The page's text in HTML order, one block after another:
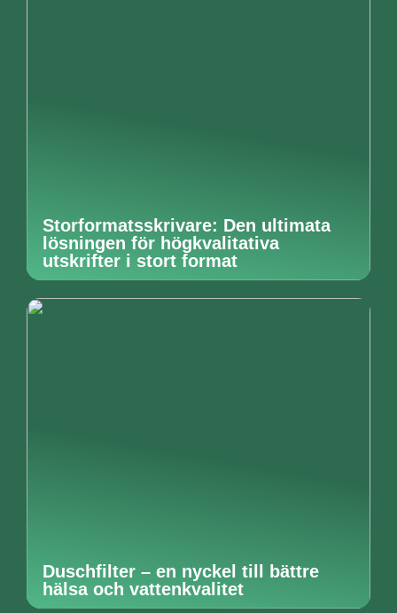
Storformatsskrivare: Den ultimata
lösningen för högkvalitativa
utskrifter i stort format
Duschfilter – en nyckel till bättre
hälsa och vattenkvalitet